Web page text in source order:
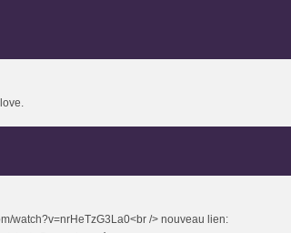
watch?v=nrHeTzG3La0<br /> nouveau lien: